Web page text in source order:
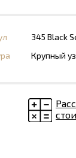
345 Black
Крупный